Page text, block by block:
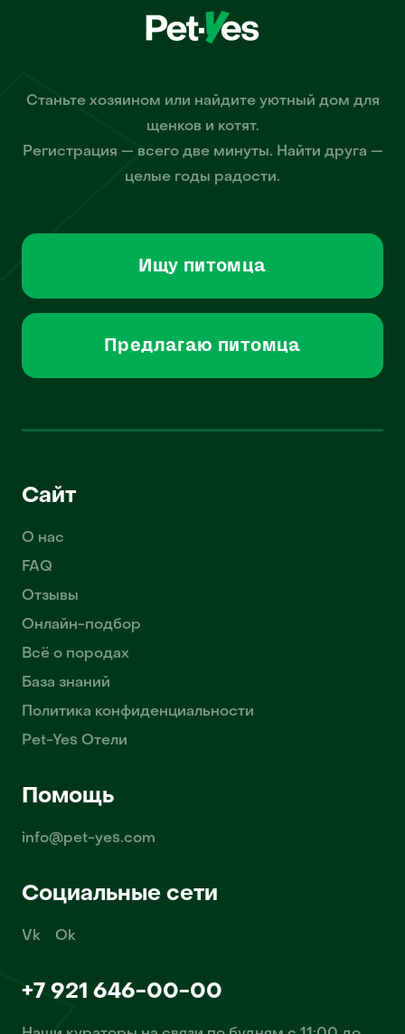
Станьте хозяином или найдите уютный дом для
щенков и котят.
Регистрация — всего две минуты. Найти друга —
целые годы радости.
Ищу питомца
Предлагаю питомца
Сайт
О нас
FAQ
Отзывы
Онлайн-подбор
Всё о породах
База знаний
Политика конфиденциальности
Pet-Yes Отели
Помощь
info@pet-yes.com
Социальные сети
Vk Ok
+7 921 646-00-00